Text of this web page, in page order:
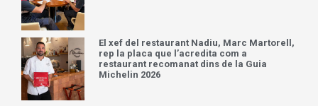
El xef del restaurant Nadiu, Marc Martorell,
rep la placa que l’acredita com a
restaurant recomanat dins de la Guia
Michelin 2026